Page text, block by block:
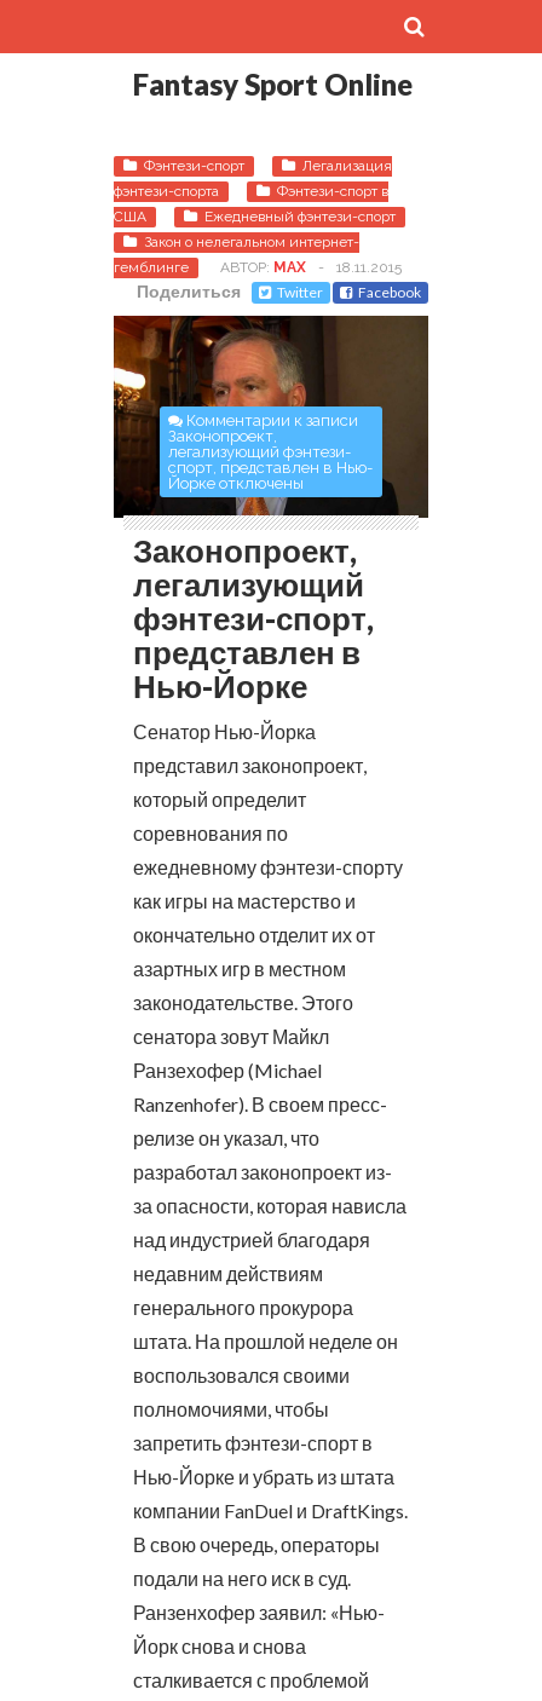
Fantasy Sport Online
Фэнтези-спорт
Легализация
фэнтези-спорта
Фэнтези-спорт в
США
Ежедневный фэнтези-спорт
Закон о нелегальном интернет-
гемблинге
АВТОР: MAX - 18.11.2015
Поделиться Twitter Facebook
Комментарии к записи
Законопроект,
легализующий фэнтези-
спорт, представлен в Нью-
Йорке отключены
Законопроект,
легализующий
фэнтези-спорт,
представлен в
Нью-Йорке
Сенатор Нью-Йорка
представил законопроект,
который определит
соревнования по
ежедневному фэнтези-спорту
как игры на мастерство и
окончательно отделит их от
азартных игр в местном
законодательстве. Этого
сенатора зовут Майкл
Ранзехофер (Michael
Ranzenhofer). В своем пресс-
релизе он указал, что
разработал законопроект из-
за опасности, которая нависла
над индустрией благодаря
недавним действиям
генерального прокурора
штата. На прошлой неделе он
воспользовался своими
полномочиями, чтобы
запретить фэнтези-спорт в
Нью-Йорке и убрать из штата
компании FanDuel и DraftKings.
В свою очередь, операторы
подали на него иск в суд.
Ранзенхофер заявил: «Нью-
Йорк снова и снова
сталкивается с проблемой